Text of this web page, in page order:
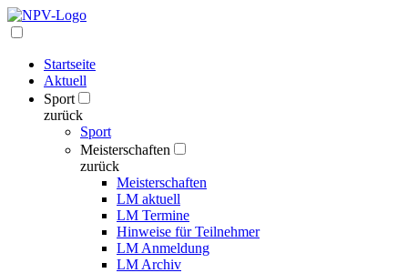
Startseite
Aktuell
Sport
zurück
Sport
Meisterschaften
zurück
Meisterschaften
LM aktuell
LM Termine
Hinweise für Teilnehmer
LM Anmeldung
LM Archiv